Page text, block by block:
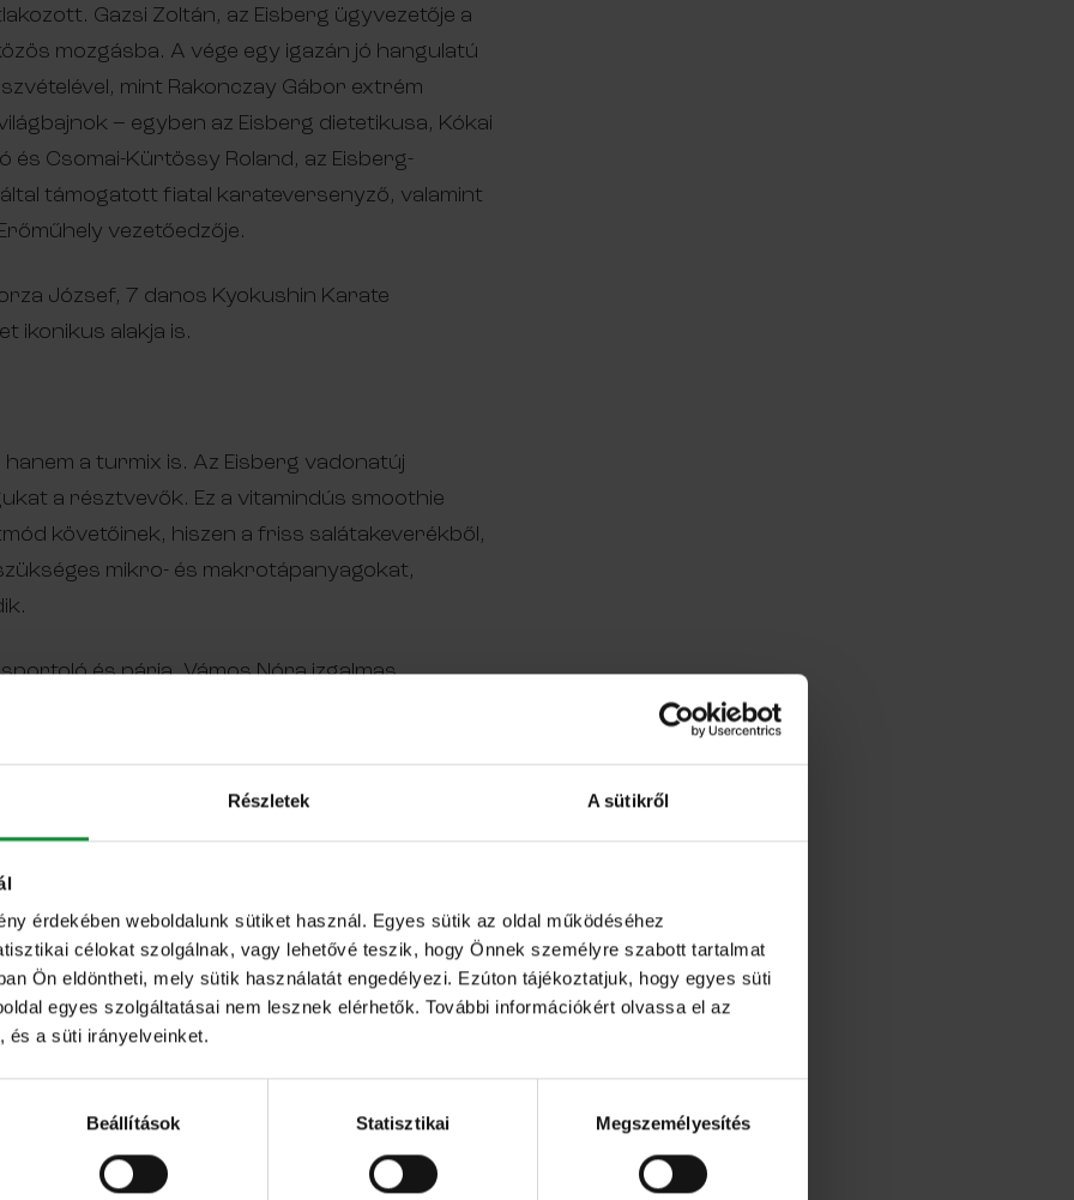
Részletek A sütikről
érdekében weboldalunk sütiket használ. Egyes sütik az oldal működéséhez
célokat szolgálnak, vagy lehetővé teszik, hogy Önnek személyre szabott tartalmat
Ön eldöntheti, mely sütik használatát engedélyezi. Ezúton tájékoztatjuk, hogy egyes süti
egyes szolgáltatásai nem lesznek elérhetők. További információkért olvassa el az
és a süti irányelveinket.
Beállítások Statisztikai Megszemélyesítés
Gazsi Zoltán, az Eisberg ügyvezetője a
mozgásba. A vége egy igazán jó hangulatú
mint Rakonczay Gábor extrém
– egyben az Eisberg dietetikusa, Kókai
és Csomai-Kürtössy Roland, az Eisberg-
támogatott fiatal karateversenyző, valamint
vezetőedzője.
József, 7 danos Kyokushin Karate
ikonikus alakja is.
a turmix is. Az Eisberg vadonatúj
a résztvevők. Ez a vitamindús smoothie
követőinek, hiszen a friss salátakeverékből,
mikro- és makrotápanyagokat,
és párja, Vámos Nóra izgalmas
Áprilisban közösen teljesítették a különösen
30 nap alatt szelték át a világ legnagyobb
a hó és a jég birodalmában. Ők az
az ultratávú sarki expedíciót. Gábor mesélt
nehézségekről, kihívásokról, motivációról.
is alig győzte megválaszolni a felé záporozó
dietetikusa alaposan kifaggatta őt arról,
szükséges, megfelelő energia- és
között, mint amilyen a grönlandi
hasonló összejöveteleket, mert úgy
versenyzők számára is komoly motivációs
Szilárd, az Erőműhely vezetőedzője.